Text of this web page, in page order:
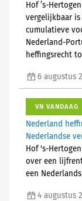
Hof ’s-
vergelijkbaar
cumulatieve
Nederland-
heffingsrecht
6 augustus
VN VANDAAG
Nederland
Nederlandse
Hof 's-
over een
een
4 augustus